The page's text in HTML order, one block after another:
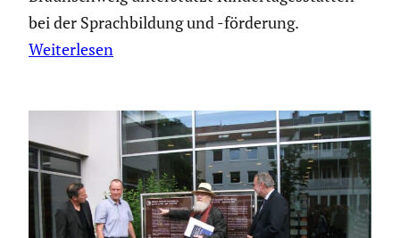
bei der Sprachbildung und -förderung.
Weiterlesen